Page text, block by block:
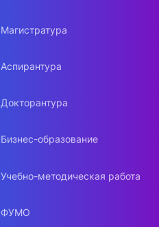
Магистратура
Аспирантура
Докторантура
Бизнес-образование
Учебно-методическая работа
ФУМО